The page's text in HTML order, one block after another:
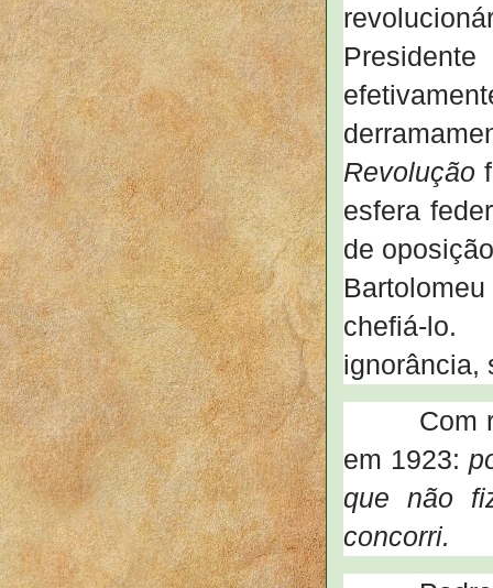
Revolução
esfera
de
chefiá-lo.
ignorância,
Com
em 1923:
que não
concorri.